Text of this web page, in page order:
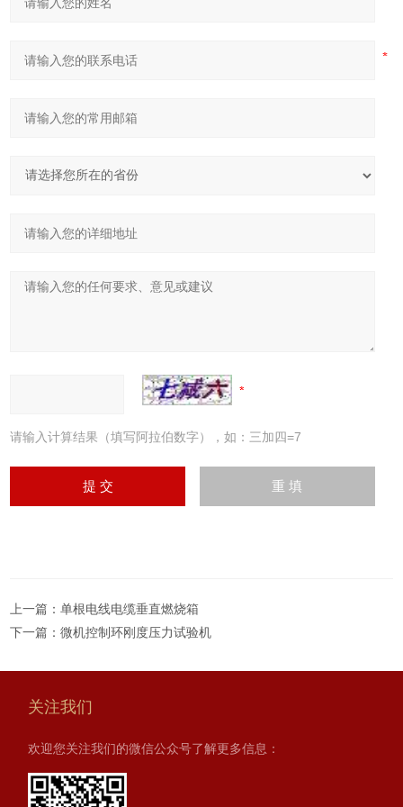
请输入计算结果（填写阿拉伯数字），如：三加四=7
上一篇：单根电线电缆垂直燃烧箱
下一篇：微机控制环刚度压力试验机
关注我们
欢迎您关注我们的微信公众号了解更多信息：